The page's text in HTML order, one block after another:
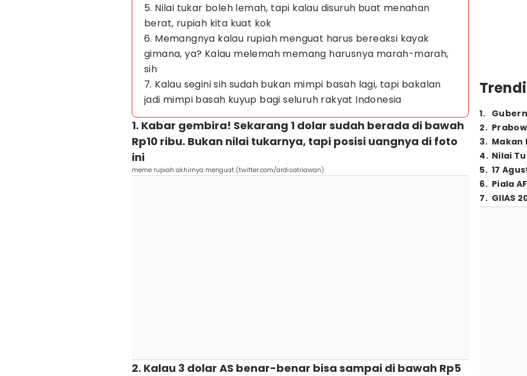
5. Nilai tukar boleh lemah, tapi kalau disuruh buat menahan
berat, rupiah kita kuat kok
6. Memangnya kalau rupiah menguat harus bereaksi kayak
gimana, ya? Kalau melemah memang harusnya marah-marah,
sih
7. Kalau segini sih sudah bukan mimpi basah lagi, tapi bakalan
jadi mimpi basah kuyup bagi seluruh rakyat Indonesia
1. Kabar gembira! Sekarang 1 dolar sudah berada di bawah
Rp10 ribu. Bukan nilai tukarnya, tapi posisi uangnya di foto
ini
meme rupiah akhirnya menguat (twitter.com/ardisatriawan)
2. Kalau 3 dolar AS benar-benar bisa sampai di bawah Rp5
1.
2.
3. Makan
4. Nilai
5. 17
6. Piala
7. GIIAS